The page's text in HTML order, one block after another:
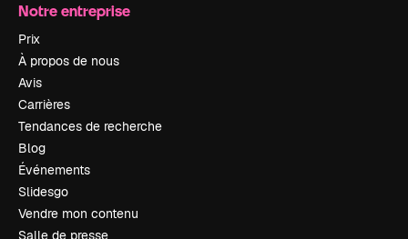
Notre entreprise
Prix
À propos de nous
Avis
Carrières
Tendances de recherche
Blog
Événements
Slidesgo
Vendre mon contenu
Salle de presse